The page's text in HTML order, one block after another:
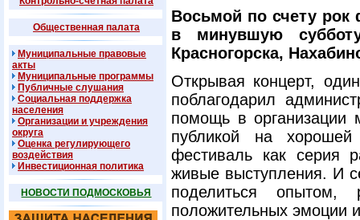
Общественная палата
Муниципальные правовые
акты
Муниципальные программы
Публичные слушания
Социальная поддержка
населения
Организации и учреждения
округа
Оценка регулирующего
воздействия
Инвестиционная политика
НОВОСТИ ПОДМОСКОВЬЯ
Восьмой по счету
в минувшую
Красногорска,
Открывая концерт,
поблагодарил
помощь в организации
публикой на
фестиваль как серия
живые выступления. И
поделиться опытом,
положительных эмоции